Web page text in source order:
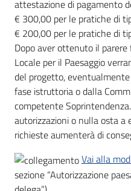
attestazione di pagamento
€ 300,00 per le pratiche di
€ 200,00 per le pratiche di
Dopo aver ottenuto il
Locale per il Paesaggio
del progetto,
fase istruttoria o dalla
competente
autorizzazioni o nulla osta a
richieste aumenterà di
Vai alla
sezione “Autorizzazione